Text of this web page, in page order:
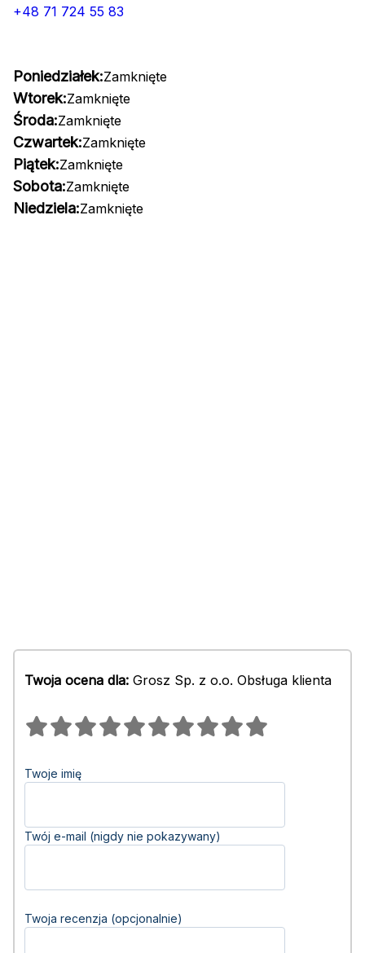
+48 71 724 55 83
Poniedziałek:Zamknięte
Wtorek:Zamknięte
Środa:Zamknięte
Czwartek:Zamknięte
Piątek:Zamknięte
Sobota:Zamknięte
Niedziela:Zamknięte
Twoja ocena dla: Grosz Sp. z o.o. Obsługa klienta
Twoje imię
Twój e-mail (nigdy nie pokazywany)
Twoja recenzja (opcjonalnie)